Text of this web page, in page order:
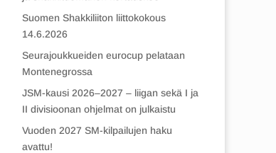
Suomen Shakkiliiton liittokokous
14.6.2026
Seurajoukkueiden eurocup pelataan
Montenegrossa
JSM-kausi 2026–2027 – liigan sekä I ja
II divisioonan ohjelmat on julkaistu
Vuoden 2027 SM-kilpailujen haku
avattu!